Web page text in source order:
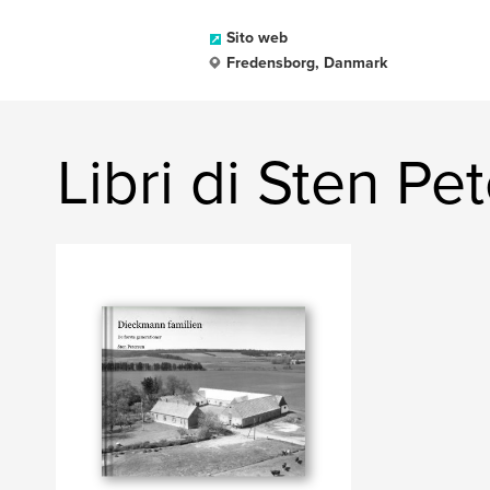
Sito web
Fredensborg, Danmark
Libri di Sten